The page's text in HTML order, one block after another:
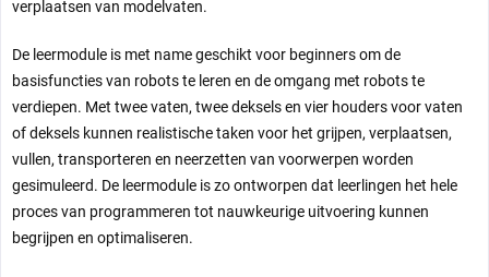
verplaatsen van modelvaten.
De leermodule is met name geschikt voor beginners om de
basisfuncties van robots te leren en de omgang met robots te
verdiepen. Met twee vaten, twee deksels en vier houders voor vaten
of deksels kunnen realistische taken voor het grijpen, verplaatsen,
vullen, transporteren en neerzetten van voorwerpen worden
gesimuleerd. De leermodule is zo ontworpen dat leerlingen het hele
proces van programmeren tot nauwkeurige uitvoering kunnen
begrijpen en optimaliseren.